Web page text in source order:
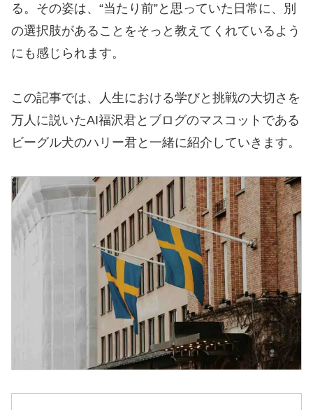
る。その姿は、“当たり前”と思っていた日常に、別
の選択肢があることをそっと教えてくれているよう
にも感じられます。
この記事では、人生における学びと挑戦の大切さを
万人に説いたAI福沢君とブログのマスコットである
ビーグル犬のハリー君と一緒に紹介していきます。